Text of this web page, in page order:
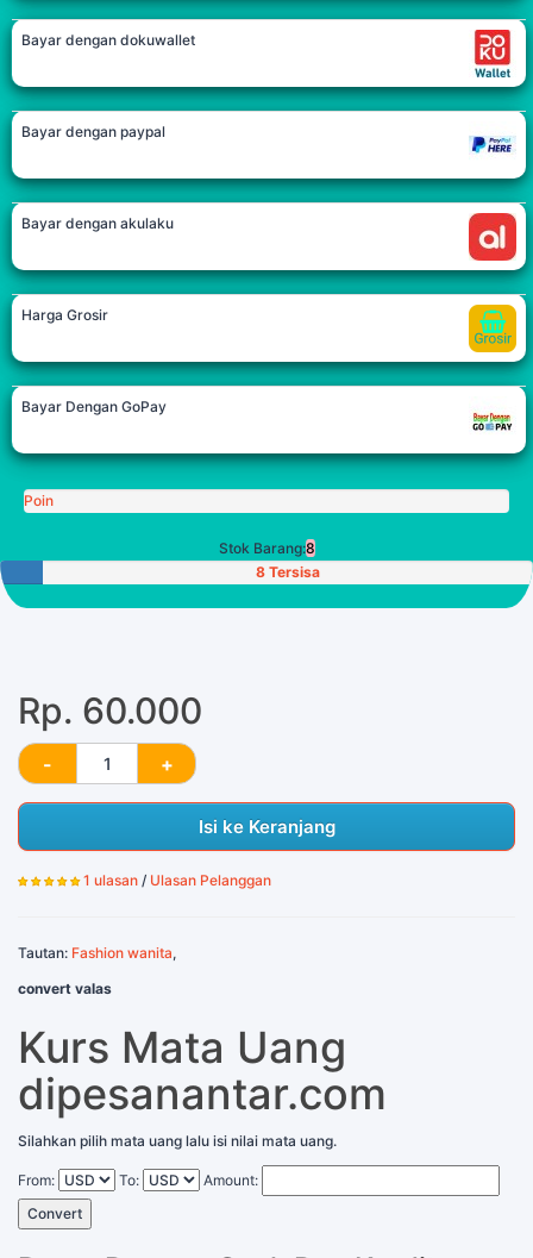
Bayar dengan dokuwallet
Bayar dengan paypal
Bayar dengan akulaku
Harga Grosir
Bayar Dengan GoPay
Poin
Stok Barang:8
8 Tersisa
Rp. 60.000
Isi ke Keranjang
1 ulasan / Ulasan Pelanggan
Tautan: Fashion wanita,
convert valas
Kurs Mata Uang
dipesanantar.com
Silahkan pilih mata uang lalu isi nilai mata uang.
From: To:
Amount:
Convert